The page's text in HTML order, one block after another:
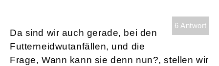
6 Antwort
Da sind wir auch gerade, bei den
Futterneidwutanfällen, und die
Frage, Wann kann sie denn nun?, stellen wir